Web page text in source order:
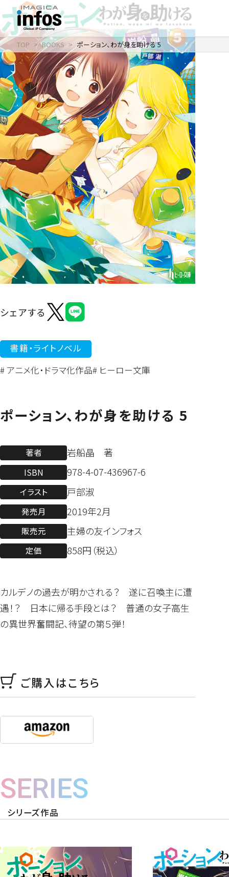
IP / MEDIA
事業紹介 TOP
出版事業
ライトアニメ事業
メディア事業
イベント事業／
配信事業
アパレル事業
COMPANY
会社情報 TOP
企業理念
会社概要
アクセス
沿革
RECRUIT
採用情報 TOP
新卒採用
中途・
アルバイト採用
よくあるご質問
ONLINE SHOP
TOP BOOKS ポーション、わが身を助ける 5
シェアする
書籍・ライトノベル
# アニメ化・ドラマ化作品# ヒーロー文庫
ポーション、わが身を助ける 5
著者 岩船晶 著
ISBN 978-4-07-436967-6
イラスト 戸部淑
発売月 2019年2月
販売元 主婦の友インフォス
定価 858円（税込）
カルデノの過去が明かされる？ 遂に召喚主に遭
遇！？ 日本に帰る手段とは？ 普通の女子高生
の異世界奮闘記、待望の第５弾！
ご購入はこちら
SERIES
シリーズ作品